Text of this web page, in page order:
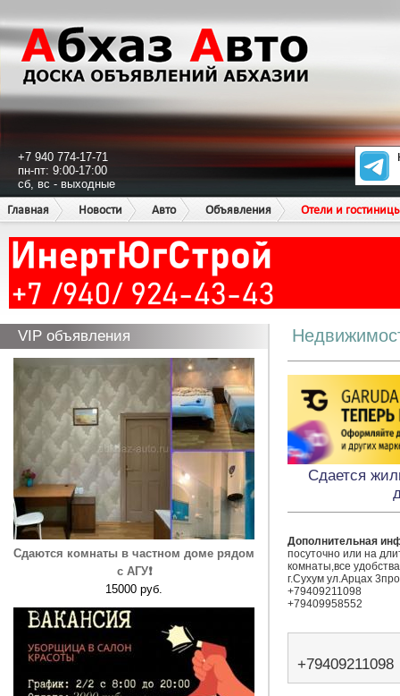
+7 940 774-17-71
пн-пт: 9:00-17:00
сб, вс - выходные
Главная
Новости Авто Объявления Отели и
VIP объявления
Сдаются комнаты в частном доме рядом
с АГУ❗️
15000 руб.
Сдается
Дополнительная
посуточно или на
комнаты,все
г.Сухум ул.Арцах
+79409211098
+79409958552
+79409211098